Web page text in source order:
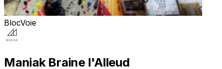
BlocVoie
Maniak Braine l'Alleud